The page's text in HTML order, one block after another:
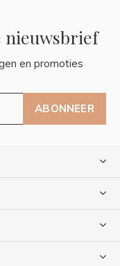
nieuwsbrief
en promoties
ABONNEER